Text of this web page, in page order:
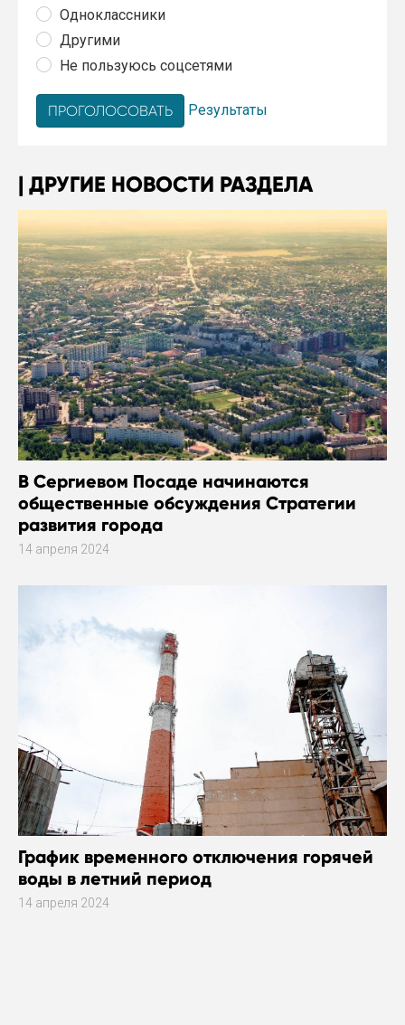
Одноклассники
Другими
Не пользуюсь соцсетями
Результаты
ДРУГИЕ НОВОСТИ РАЗДЕЛА
В Сергиевом Посаде начинаются
общественные обсуждения Стратегии
развития города
14 апреля 2024
График временного отключения горячей
воды в летний период
14 апреля 2024